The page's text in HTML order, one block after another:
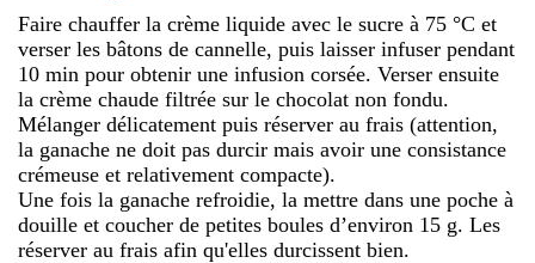
Faire chauffer la crème liquide avec le sucre à 75 °C et
verser les bâtons de cannelle, puis laisser infuser pendant
10 min pour obtenir une infusion corsée. Verser ensuite
la crème chaude filtrée sur le chocolat non fondu.
Mélanger délicatement puis réserver au frais (attention,
la ganache ne doit pas durcir mais avoir une consistance
crémeuse et relativement compacte).
Une fois la ganache refroidie, la mettre dans une poche à
douille et coucher de petites boules d’environ 15 g. Les
réserver au frais afin qu'elles durcissent bien.